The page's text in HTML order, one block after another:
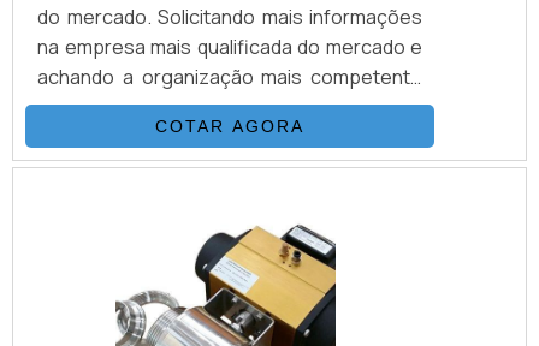
do mercado. Solicitando mais informações
na empresa mais qualificada do mercado e
achando a organização mais competente
do ramo.MAIS SOBRE PRESSOSTATO PARA
SISTEMA HIDRÁULICOQuem quer achar
pressostato para sistema hidráulico em
da Connect Gases. É possível encontrar
válvulas solenóides e conexões anilhas e
roscadas, garantindo o que há de melhor na
atualidade.Não obstante, quando falamos
COTAR AGORA